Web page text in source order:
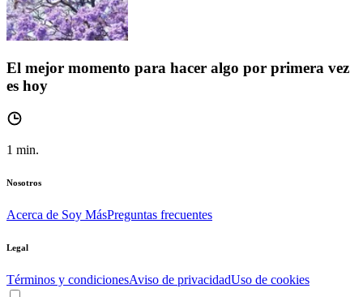
El mejor momento para hacer algo por primera vez
es hoy
1 min.
Nosotros
Acerca de Soy MásPreguntas frecuentes
Legal
Términos y condicionesAviso de privacidadUso de cookies